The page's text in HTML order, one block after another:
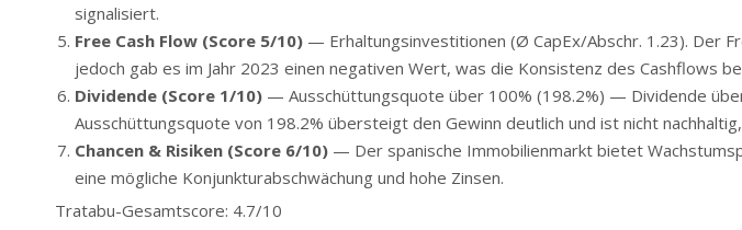
signalisiert.
Free Cash Flow (Score 5/10)— Erhaltungsinvestitionen (Ø CapEx/Abschr. 1.23). Der
jedoch gab es im Jahr 2023 einen negativen Wert, was die Konsistenz des Cashflows
Dividende (Score 1/10)— Ausschüttungsquote über 100% (198.2%) — Dividende
Ausschüttungsquote von 198.2% übersteigt den Gewinn deutlich und ist nicht
Chancen & Risiken (Score 6/10)— Der spanische Immobilienmarkt bietet
eine mögliche Konjunkturabschwächung und hohe Zinsen.
Tratabu-Gesamtscore: 4.7/10